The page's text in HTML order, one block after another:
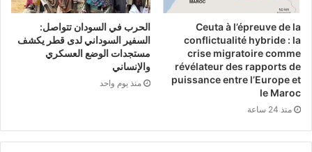
Ceuta à l’épreuve de la
conflictualité hybride : la
crise migratoire comme
révélateur des rapports de
puissance entre l’Europe et
le Maroc
منذ 24 ساعة
الحرب في السودان تتواصل:
السفير السوداني لدى قطر يكشف
مستجدات الوضع العسكري
والإنساني
منذ يوم واحد